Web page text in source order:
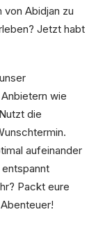
Abidjan zu
Jetzt habt
wie
die
aufeinander
Packt eure